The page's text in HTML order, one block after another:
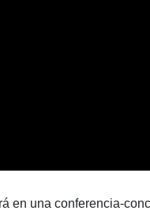
en una conferencia-